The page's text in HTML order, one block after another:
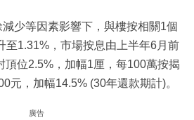
少等因素影響下，與樓按相關1個
至1.31%，市場按息由上半年6月前
頂位2.5%，加幅1厘，每100萬按揭
元，加幅14.5% (30年還款期計)。
廣告